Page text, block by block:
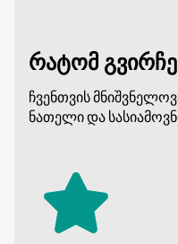
წვეულებაზე დასწრება
განტვირთვის,
მუხტისა და ნათელი
აქ ყველაფერია
გამოტოვოთ!
რატომ
ჩვენთვის
ნათელი და